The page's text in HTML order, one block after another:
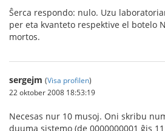
Ŝerca respondo: nulo. Uzu
per eta kvanteto respektive el botelo
mortos.
sergejm (Visa profilen)
22 oktober 2008 18:53:19
Necesas nur 10 musoj. Oni skribu
duuma sistemo (de 0000000001 ĝis